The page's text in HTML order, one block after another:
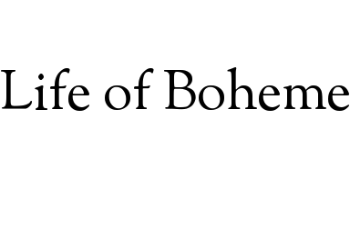
Life of Boheme